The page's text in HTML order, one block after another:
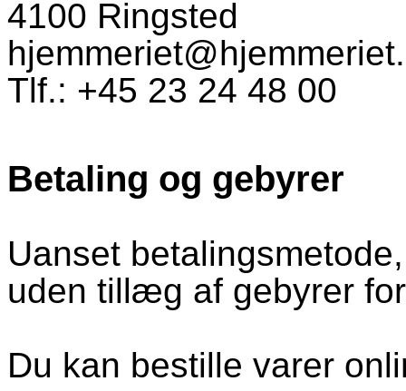
4100 Ringsted
Tlf.: +45 23 24 48 00
Betaling og gebyrer
Uanset
uden tillæg af gebyrer
Du kan bestille varer